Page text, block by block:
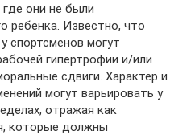
где они не были
ребенка. Известно, что
спортсменов могут
гипертрофии и/или
сдвиги. Характер и
могут варьировать у
отражая как
которые должны